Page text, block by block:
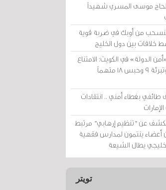
موسى المسري شهيداً
تنسحب من أوبك في ضربة قوية
خلافات بين دول الخليج
الدولة» في الكويت: الامتناع
عن معاقبة 109 مدونين وتبرئة 9 وحبس 18 متهماً
بغطاء أمني .. انتقادات
تكشف عن "تنظيم إرهابي" مرتبط
أعضاء ينتمون لمدارس فقهية
يطال الشيعة
تويتر